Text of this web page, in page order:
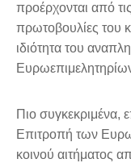
προέρχονται από
πρωτοβουλίες του
ιδιότητα του
Πιο συγκεκριμένα,
Επιτροπή των
κοινού αιτήματος